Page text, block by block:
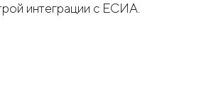
интеграции с ЕСИА.